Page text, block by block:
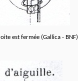
est fermée (Gallica - BNF)